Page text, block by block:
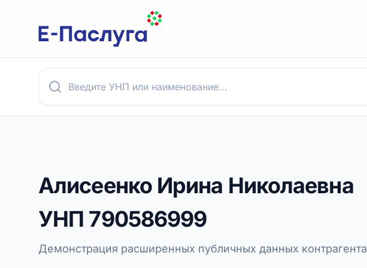
Алисеенко Ирина Николаевна
УНП 790586999
Демонстрация расширенных публичных данных контрагента